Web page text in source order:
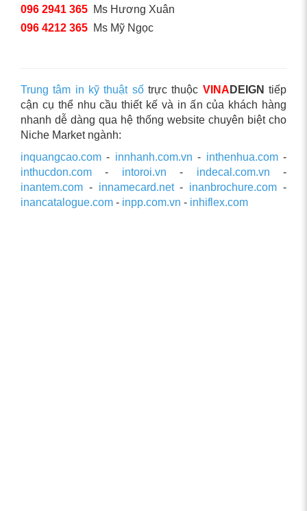
096 2941 365 Ms Hương Xuân
096 4212 365 Ms Mỹ Ngọc
Trung tâm in kỹ thuật sốtrực thuộc VINA DEIGN tiếp
cận cụ thể nhu cầu thiết kế và in ấn của khách hàng
nhanh dễ dàng qua hệ thống website chuyên biệt cho
Niche Market ngành:
inquangcao.com - innhanh.com.vn - inthenhua.com-
inthucdon.com - intoroi.vn - indecal.com.vn -
inantem.com - innamecard.net- inanbrochure.com -
inancatalogue.com - inpp.com.vn - inhiflex.com